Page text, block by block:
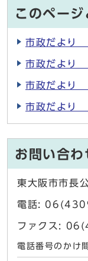
このペー
市政だより
市政だより
市政だより
市政だより
お問い合わ
東大阪市市長
電話:
ファクス:
電話番号のかけ